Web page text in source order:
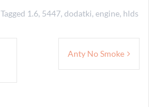
Tagged 1.6, 5447, dodatki, engine, hlds
Anty No Smoke